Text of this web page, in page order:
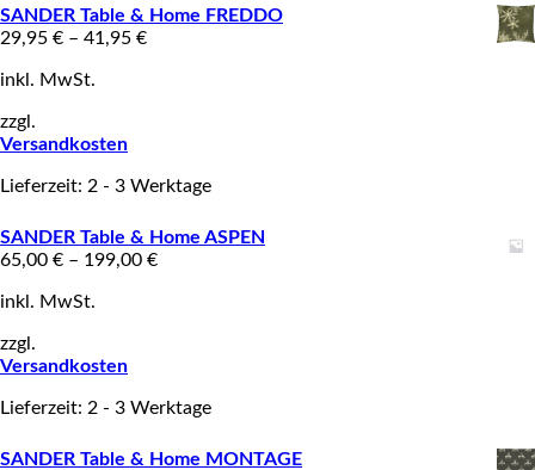
SANDER Table & Home FREDDO
29,95 € – 41,95 €
inkl. MwSt.
zzgl.
Versandkosten
Lieferzeit: 2 - 3 Werktage
SANDER Table & Home ASPEN
65,00 € – 199,00 €
inkl. MwSt.
zzgl.
Versandkosten
Lieferzeit: 2 - 3 Werktage
SANDER Table & Home MONTAGE